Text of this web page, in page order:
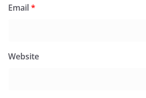
Email*
Website